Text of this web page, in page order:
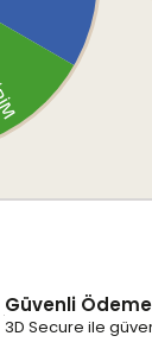
Güvenli Ödeme
3D Secure ile